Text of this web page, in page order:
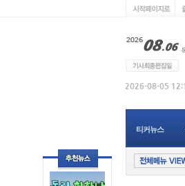
티커뉴스